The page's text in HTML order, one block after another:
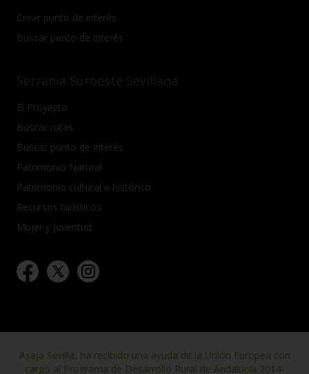
Crear punto de interés
Buscar punto de interés
Serranía Suroeste Sevillana
El Proyecto
Buscar rutas
Buscar punto de interés
Patrimonio Natural
Patrimonio cultural e histórico
Recursos turísticos
Mujer y Juventud
Asaja Sevilla, ha recibido una ayuda de la Unión Europea con
cargo al Programa de Desarrollo Rural de Andalucía 2014-